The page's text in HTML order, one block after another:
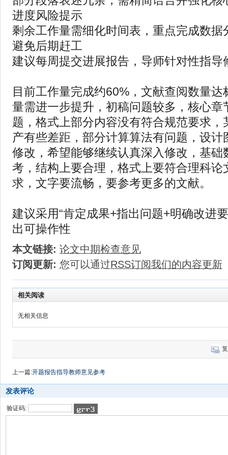
进度风险提示‌
剩余工作量需细化时间表，重点完成数据
避免后期赶工‌
建议每周提交进展报告，导师针对性指导
目前工作量完成约60%，文献查阅数量达
量需进一步提升，初稿问题较多，核心章
题，格式上部分内容没有符合规范要求，
产有些差距，部分计算算法有问题，设计
修改，希望能够继续认真深入修改，基础
考，结构上要合理，格式上要符合理科论
求，文字要流畅，要参考更多的文献。
建议采用“肯定成果+指出问题+明确改进
出可操作性
本文链接: 论文中期检查意见
订阅更新: 您可以通过RSS订阅我们的内容更新
相关阅读
无相关信息
上一篇:开题报告指导教师意见参考
发表评论
验证码: